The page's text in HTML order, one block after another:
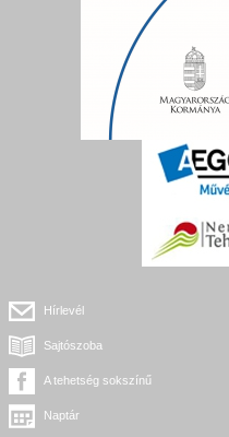
Hírlevél
Sajtószoba
A tehetség sokszínű
Naptár